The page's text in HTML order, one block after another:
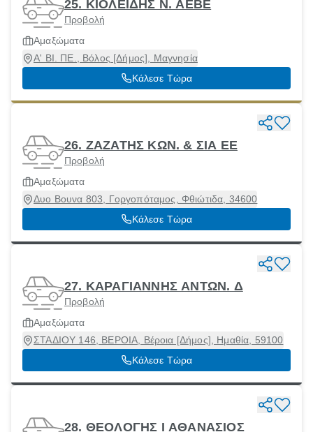
25. ΚΙΟΛΕΪΔΗΣ Ν. ΑΕΒΕ
Προβολή
Αμαξώματα
Α' ΒΙ. ΠΕ., Βόλος [Δήμος], Μαγνησία
Κάλεσε Τώρα
26. ΖΑΖΑΤΗΣ ΚΩΝ. & ΣΙΑ ΕΕ
Προβολή
Αμαξώματα
Δυο Βουνα 803, Γοργοπόταμος, Φθιώτιδα, 34600
Κάλεσε Τώρα
27. ΚΑΡΑΓΙΑΝΝΗΣ ΑΝΤΩΝ. Δ
Προβολή
Αμαξώματα
ΣΤΑΔΙΟΥ 146, ΒΕΡΟΙΑ, Βέροια [Δήμος], Ημαθία, 59100
Κάλεσε Τώρα
28. ΘΕΟΛΟΓΗΣ Ι ΑΘΑΝΑΣΙΟΣ